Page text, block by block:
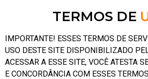
TERMOS DE
IMPORTANTE! ESSES TERMOS DE
USO DESTE SITE DISPONIBILIZADO
ACESSAR A ESSE SITE, VOCÊ ATESTA
E CONCORDÂNCIA COM ESSES